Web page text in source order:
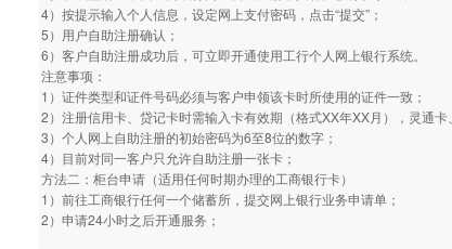
4）按提示输入个人信息，设定网上支付密码，点击“提交”；
5）用户自助注册确认；
6）客户自助注册成功后，可立即开通使用工行个人网上银行系统。
注意事项：
1）证件类型和证件号码必须与客户申领该卡时所使用的证件一致；
2）注册信用卡、贷记卡时需输入卡有效期（格式XX年XX月），灵通卡
3）个人网上自助注册的初始密码为6至8位的数字；
4）目前对同一客户只允许自助注册一张卡；
方法二：柜台申请（适用任何时期办理的工商银行卡）
1）前往工商银行任何一个储蓄所，提交网上银行业务申请单；
2）申请24小时之后开通服务；